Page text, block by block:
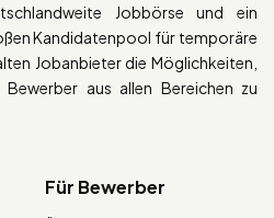
Jobbörse und ein
Kandidatenpool für temporäre
Jobanbieter die Möglichkeiten,
aus allen Bereichen zu
Für Bewerber